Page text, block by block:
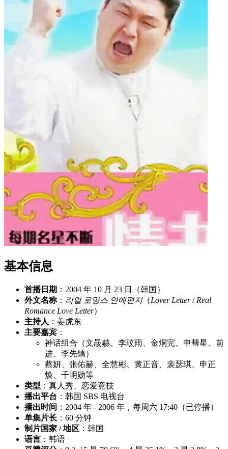
基本信息
首播日期 ：2004 年 10 月 23 日（韩国）
外文名称： 리얼 로망스 연애편지（Lover Letter/ Real
Romance Love Letter）
主持人 ：姜虎东
主要嘉宾 ：
神话组合（文晸赫、李玟雨、金烔完、申彗星、前
进、李先镐）
蔡妍、张佑赫、全慧彬、黄正音、裴瑟琪、申正
焕、千明勋等
类型 ：真人秀、恋爱竞技
播出平台 ：韩国 SBS 电视台
播出时间 ：2004 年 - 2006 年，每周六 17:40（已停播）
单集片长 ：60 分钟
制片国家 / 地区 ：韩国
语言 ：韩语